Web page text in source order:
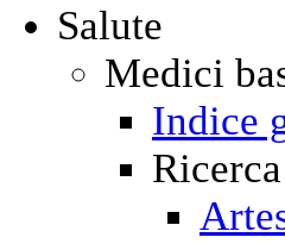
Salute
Medici
Indice